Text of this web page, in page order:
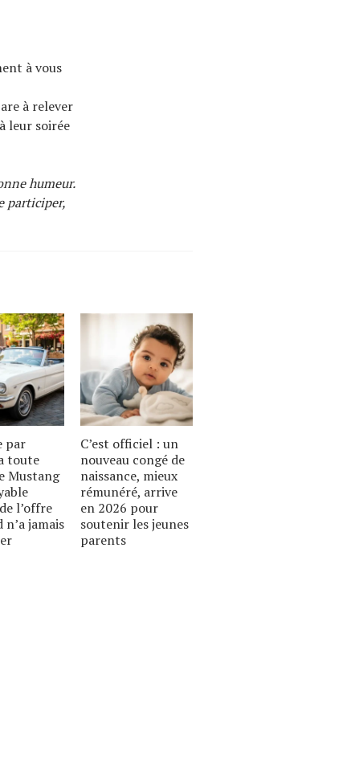
à vous
à relever
leur soirée
humeur.
participer,
par
toute
Mustang
l’offre
n’a jamais
C’est officiel : un
nouveau congé de
naissance, mieux
rémunéré, arrive
en 2026 pour
soutenir les jeunes
parents